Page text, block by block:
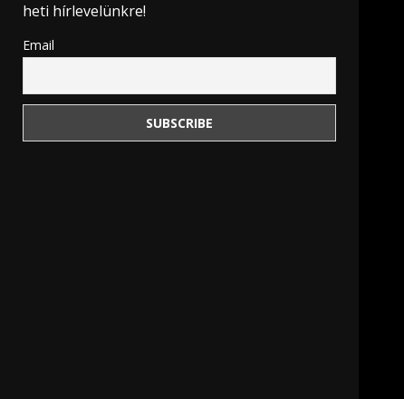
heti hírlevelünkre!
Email